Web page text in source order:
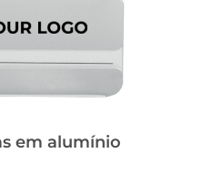
em alumínio